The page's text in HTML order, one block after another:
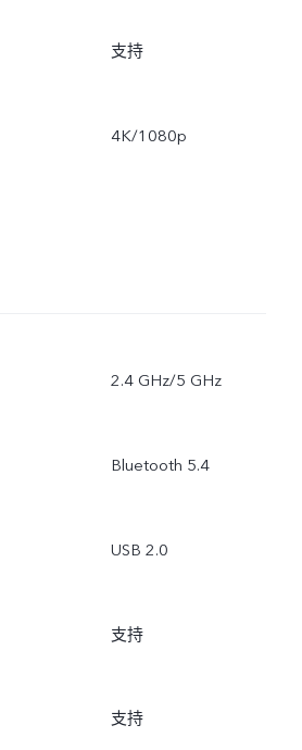
支持
4K/1080p
2.4 GHz/5 GHz
Bluetooth 5.4
USB 2.0
支持
支持